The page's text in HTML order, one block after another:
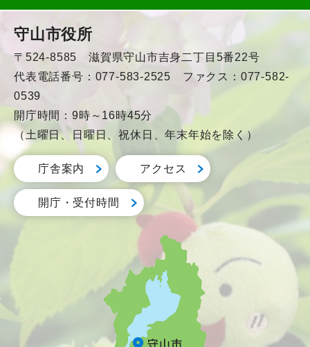
守山市役所
〒524-8585 滋賀県守山市吉身二丁目5番22号
代表電話番号：077-583-2525 ファクス：077-582-
0539
開庁時間：9時～16時45分
（土曜日、日曜日、祝休日、年末年始を除く）
庁舎案内 アクセス
開庁・受付時間